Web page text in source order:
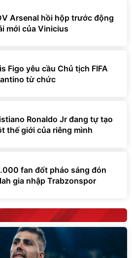
Arsenal hồi hộp trước động
mới của Vinicius
Figo yêu cầu Chủ tịch FIFA
từ chức
Ronaldo Jr đang tự tạo
thế giới của riêng mình
fan đốt pháo sáng đón
gia nhập Trabzonspor